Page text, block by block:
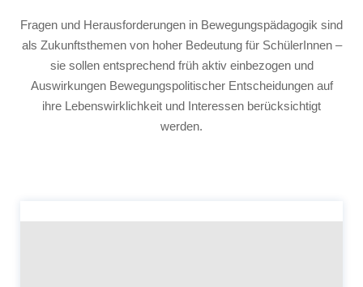
Fragen und Herausforderungen in Bewegungspädagogik sind
als Zukunftsthemen von hoher Bedeutung für SchülerInnen –
sie sollen entsprechend früh aktiv einbezogen und
Auswirkungen Bewegungspolitischer Entscheidungen auf
ihre Lebenswirklichkeit und Interessen berücksichtigt
werden.